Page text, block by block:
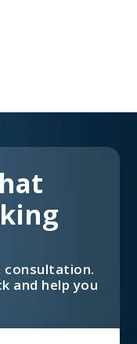
consultation.
and help you